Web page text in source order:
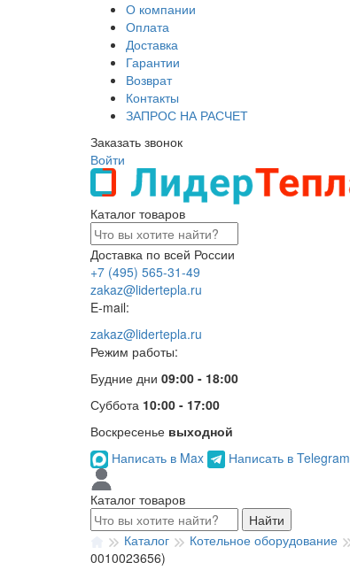
О компании
Оплата
Доставка
Гарантии
Возврат
Контакты
ЗАПРОС НА РАСЧЕТ
Заказать звонок
Войти
Каталог товаров
Доставка по всей России
+7 (495) 565-31-49
zakaz@lidertepla.ru
E-mail:
zakaz@lidertepla.ru
Режим работы:
Будние дни 09:00 - 18:00
Суббота 10:00 - 17:00
Воскресенье выходной
Написать в Max
Написать в Telegram
Каталог товаров
Найти
Каталог
Котельное оборудование
0010023656)